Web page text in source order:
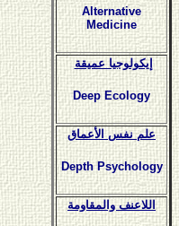
Alternative
Medicine
إيكولوجيا عميقة
Deep Ecology
علم نفس الأعماق
Depth Psychology
اللاعنف والمقاومة